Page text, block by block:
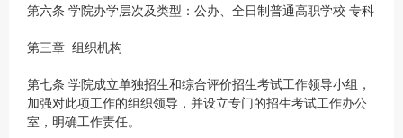
第六条 学院办学层次及类型：公办、全日制普通高职学校 专科
第三章 组织机构
第七条 学院成立单独招生和综合评价招生考试工作领导小组，
加强对此项工作的组织领导，并设立专门的招生考试工作办公
室，明确工作责任。